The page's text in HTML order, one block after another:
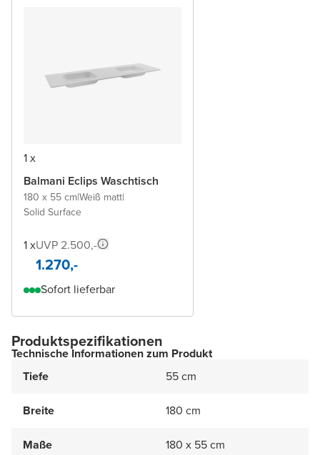
1 x
Balmani Eclips Waschtisch
180 x 55 cm|Weiß matt|
Solid Surface
1 xUVP 2.500,-
1.270,-
Sofort lieferbar
Produktspezifikationen
Technische Informationen zum Produkt
Tiefe
55 cm
Breite 180 cm
Maße 180 x 55 cm